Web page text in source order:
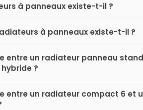
à panneaux existe-t-il ?
à panneaux existe-t-il ?
entre un radiateur panneau
?
entre un radiateur compact 6 et